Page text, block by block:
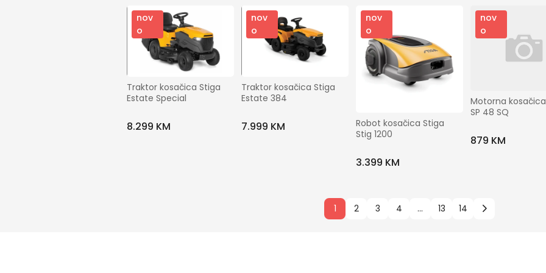
nov
o
Traktor kosačica Stiga
Estate Special
8.299 KM
nov
o
Traktor kosačica Stiga
Estate 384
7.999 KM
nov
o
Robot kosačica Stiga
Stig 1200
3.399 KM
nov
o
Motorna
SP 48 SQ
879 KM
1 2 3 4 ... 13 14